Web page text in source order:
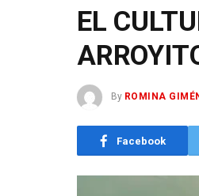
EL
By ROMINA
Facebook